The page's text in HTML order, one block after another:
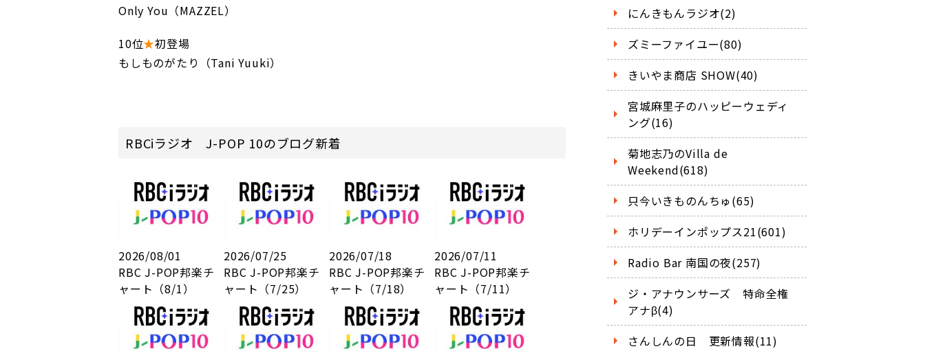
Only You（MAZZEL）
10位★初登場
もしものがたり（Tani Yuuki）
RBCiラジオ J-POP 10のブログ新着
2026/08/01
RBC J-POP邦楽チ
ャート（8/1）
2026/07/25
RBC J-POP邦楽チ
ャート（7/25）
2026/07/18
RBC J-POP邦楽チ
ャート（7/18）
2026/07/11
RBC J-POP邦楽チ
ャート（7/11）
にんきもんラジオ(2)
ズミーファイユー(80)
きいやま商店 SHOW(40)
宮城麻里子のハッピーウェディ
ング(16)
菊地志乃のVilla de
Weekend(618)
只今いきものんちゅ(65)
ホリデーインポップス21(601)
Radio Bar 南国の夜(257)
ジ・アナウンサーズ 特命全権
アナβ(4)
さんしんの日 更新情報(11)